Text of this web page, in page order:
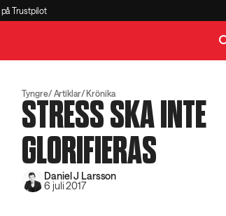
Trustpilot
Tyngre Artiklar Krönika
STRESS SKA INTE
GLORIFIERAS
Daniel J Larsson
6 juli 2017